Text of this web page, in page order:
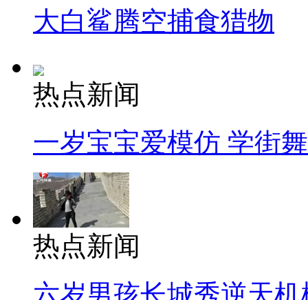
大白鲨腾空捕食猎物
热点新闻
一岁宝宝爱模仿 学街
热点新闻
六岁男孩长城秀逆天机